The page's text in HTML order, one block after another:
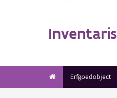
Inventaris
Erfgoedobject